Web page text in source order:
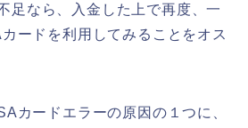
足なら、入金した上で再度、一
ードを利用してみることをオス
カードエラーの原因の１つに、